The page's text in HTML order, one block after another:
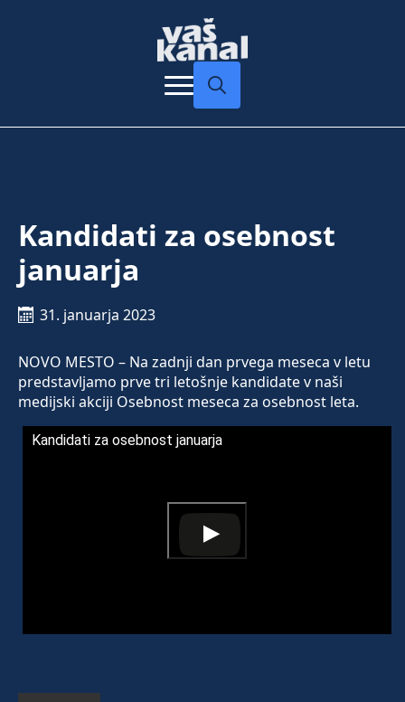
Kandidati za osebnost
januarja
31. januarja 2023
NOVO MESTO – Na zadnji dan prvega meseca v letu
predstavljamo prve tri letošnje kandidate v naši
medijski akciji Osebnost meseca za osebnost leta.
Kandidati za osebnost januarja